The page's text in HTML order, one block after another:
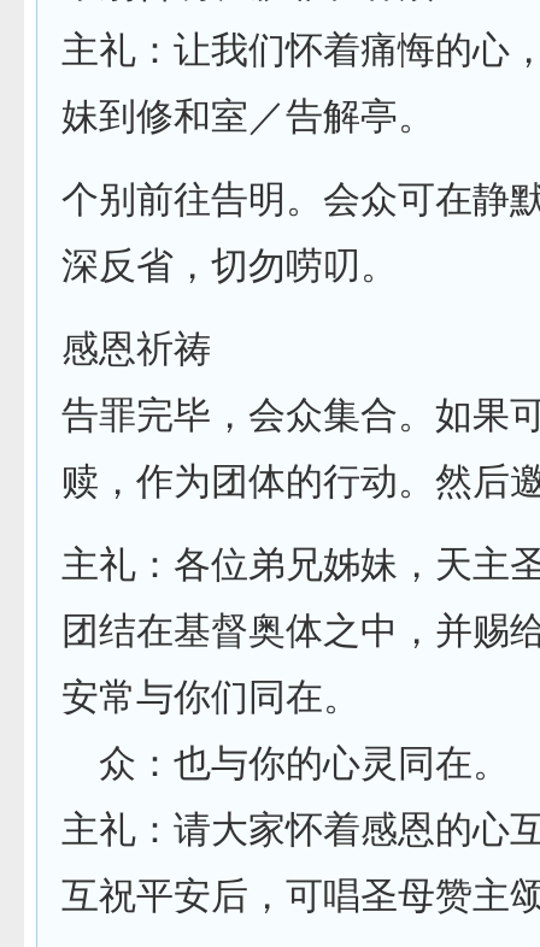
主礼：让我们怀着痛悔的心
妹到修和室／告解亭。
个别前往告明。会众可在静
深反省，切勿唠叨。
感恩祈祷
告罪完毕，会众集合。如果
赎，作为团体的行动。然后
主礼：各位弟兄姊妹，天主
团结在基督奥体之中，并赐
安常与你们同在。
众：也与你的心灵同在。
主礼：请大家怀着感恩的心
互祝平安后，可唱圣母赞主